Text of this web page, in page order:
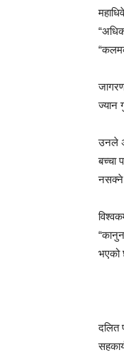
ज्यान
उनले
बच्चा
नसक्ने
भएको
दलित